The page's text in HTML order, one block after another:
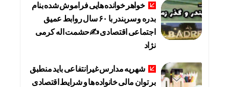
خواهر خوانده هایی فراموش شده بنام
بدره و سربندر با ۶۰ سال روابط عمیق
اجتماعی اقتصادی ✍حشمت اله کرمی
نژاد
شهریه مدارس غیرانتفاعی باید منطبق
بر توان مالی خانواده ها و شرایط اقتصادی